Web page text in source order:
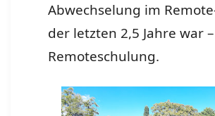
Abwechselung im
der letzten 2,5 Jahre war
Remoteschulung.